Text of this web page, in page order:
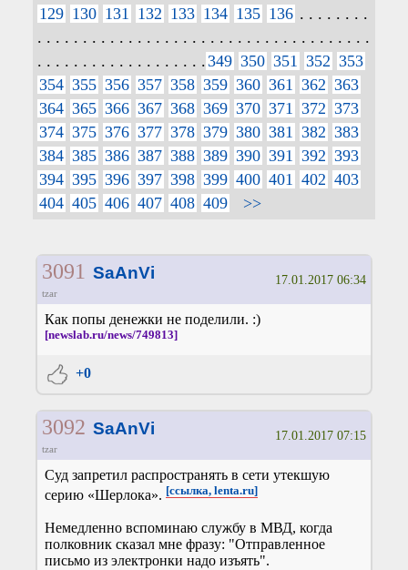
129 130 131 132 133 134 135 136 . . . . . . . .
. . . . . . . . . . . . . . . . . . . . . . . . . . . . . . . . . . . . .
. . . . . . . . . . . . . . . . . . .349 350 351 352 353
354 355 356 357 358 359 360 361 362 363
364 365 366 367 368 369 370 371 372 373
374 375 376 377 378 379 380 381 382 383
384 385 386 387 388 389 390 391 392 393
394 395 396 397 398 399 400 401 402 403
404 405 406 407 408 409 >>
3091 SaAnVi
tzar
17.01.2017 06:34
Как попы денежки не поделили. :)
[newslab.ru/news/749813]
+0
3092 SaAnVi
tzar
17.01.2017 07:15
Суд запретил распространять в сети утекшую
серию «Шерлока». [ссылка, lenta.ru]
Немедленно вспоминаю службу в МВД, когда
полковник сказал мне фразу: "Отправленное
письмо из электронки надо изъять".